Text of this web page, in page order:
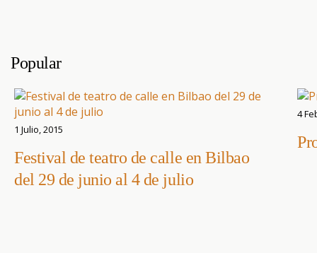
Popular
1 Julio, 2015
Festival de teatro de calle en Bilbao
del 29 de junio al 4 de julio
4